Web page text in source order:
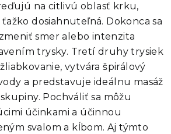
na citlivú oblasť krku,
dosiahnuteľná. Dokonca sa
smer alebo intenzita
trysky. Tretí druhy trysiek
vytvára špirálový
a predstavuje ideálnu masáž
Pochváliť sa môžu
účinkami a účinnou
svalom a kĺbom. Aj týmto